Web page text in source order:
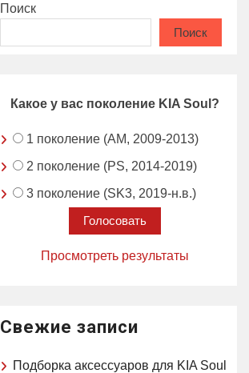
Поиск
Поиск
Какое у вас поколение KIA Soul?
1 поколение (AM, 2009-2013)
2 поколение (PS, 2014-2019)
3 поколение (SK3, 2019-н.в.)
Просмотреть результаты
Свежие записи
Подборка аксессуаров для KIA Soul